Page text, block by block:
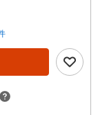
います■ご来場の
内・現地を見学す
現地ご案内■お客
ご案内します。お
ください〇ご希望
紹介（30分～）■